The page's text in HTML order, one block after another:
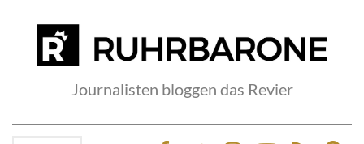
Journalisten bloggen das Revier